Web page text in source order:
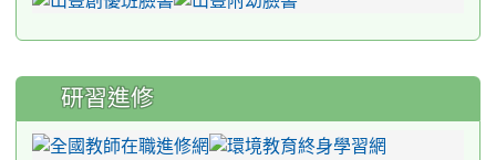
研習進修